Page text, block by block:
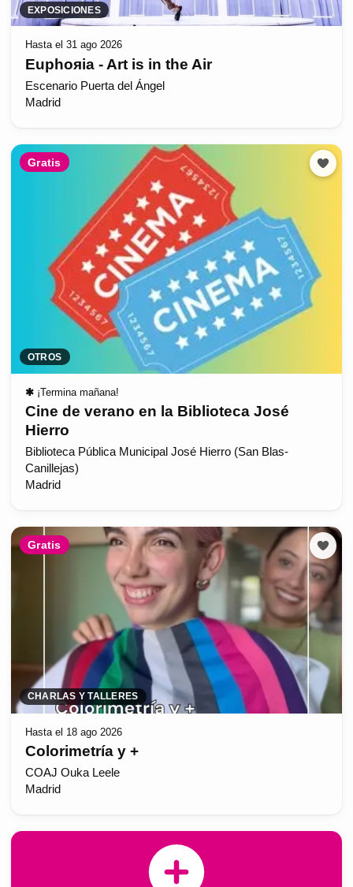
EXPOSICIONES
Hasta el 31 ago 2026
Euphoяia - Art is in the Air
Escenario Puerta del Ángel
Madrid
Gratis
OTROS
✱ ¡Termina mañana!
Cine de verano en la Biblioteca José
Hierro
Biblioteca Pública Municipal José Hierro (San Blas-
Canillejas)
Madrid
Gratis
CHARLAS Y TALLERES
Hasta el 18 ago 2026
Colorimetría y +
COAJ Ouka Leele
Madrid